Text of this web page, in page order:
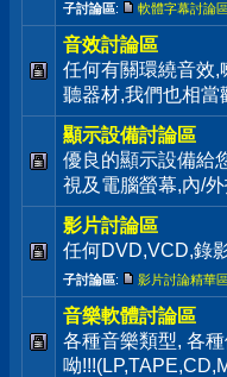
子討論區: 軟體字幕討論
音效討論區
任何有關環繞音效,
聽器材,我們也相當
顯示設備討論區
優良的顯示設備給
視及電腦螢幕,內/
影片討論區
任何DVD,VCD,錄
子討論區: 影片討論精華
音樂軟體討論區
各種音樂類型, 各
呦